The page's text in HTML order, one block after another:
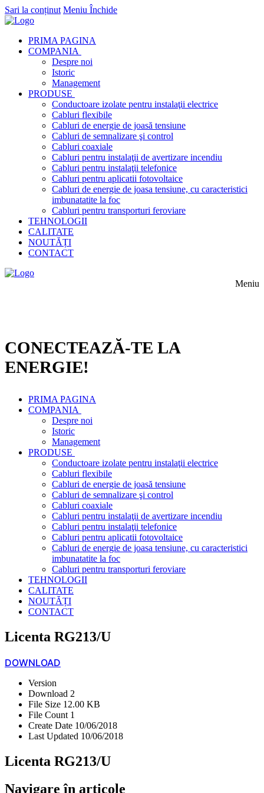
Sari la conținut Meniu Închide
PRIMA PAGINA
COMPANIA
Despre noi
Istoric
Management
PRODUSE
Conductoare izolate pentru instalaţii electrice
Cabluri flexibile
Cabluri de energie de joasă tensiune
Cabluri de semnalizare şi control
Cabluri coaxiale
Cabluri pentru instalaţii de avertizare incendiu
Cabluri pentru instalaţii telefonice
Cabluri pentru aplicatii fotovoltaice
Cabluri de energie de joasa tensiune, cu caracteristici
imbunatatite la foc
Cabluri pentru transporturi feroviare
TEHNOLOGII
CALITATE
NOUTĂȚI
CONTACT
Meniu
CONECTEAZĂ-TE LA
ENERGIE!
PRIMA PAGINA
COMPANIA
Despre noi
Istoric
Management
PRODUSE
Conductoare izolate pentru instalaţii electrice
Cabluri flexibile
Cabluri de energie de joasă tensiune
Cabluri de semnalizare şi control
Cabluri coaxiale
Cabluri pentru instalaţii de avertizare incendiu
Cabluri pentru instalaţii telefonice
Cabluri pentru aplicatii fotovoltaice
Cabluri de energie de joasa tensiune, cu caracteristici
imbunatatite la foc
Cabluri pentru transporturi feroviare
TEHNOLOGII
CALITATE
NOUTĂȚI
CONTACT
Licenta RG213/U
DOWNLOAD
Version
Download 2
File Size 12.00 KB
File Count 1
Create Date 10/06/2018
Last Updated 10/06/2018
Licenta RG213/U
Navigare în articole